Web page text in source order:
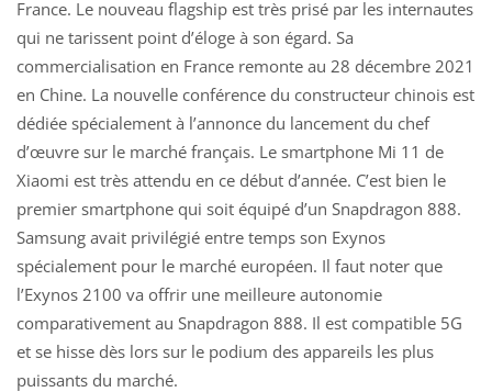
France. Le nouveau flagship est très prisé par les internautes
qui ne tarissent point d’éloge à son égard. Sa
commercialisation en France remonte au 28 décembre 2021
en Chine. La nouvelle conférence du constructeur chinois est
dédiée spécialement à l’annonce du lancement du chef
d’œuvre sur le marché français. Le smartphone Mi 11 de
Xiaomi est très attendu en ce début d’année. C’est bien le
premier smartphone qui soit équipé d’un Snapdragon 888.
Samsung avait privilégié entre temps son Exynos
spécialement pour le marché européen. Il faut noter que
l’Exynos 2100 va offrir une meilleure autonomie
comparativement au Snapdragon 888. Il est compatible 5G
et se hisse dès lors sur le podium des appareils les plus
puissants du marché.